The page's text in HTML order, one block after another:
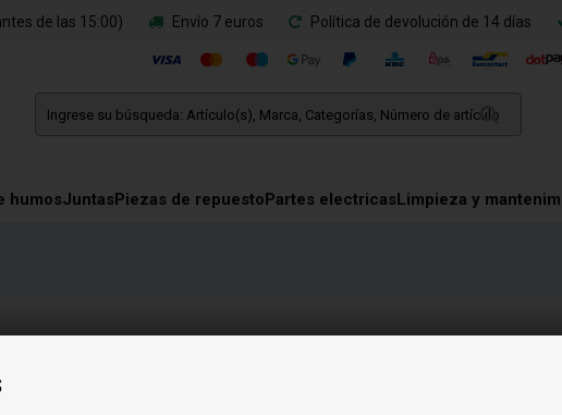
de las 15:00) Envío 7 euros Política de devolución de 14 días
humosJuntasPiezas de repuestoPartes electricasLimpieza y